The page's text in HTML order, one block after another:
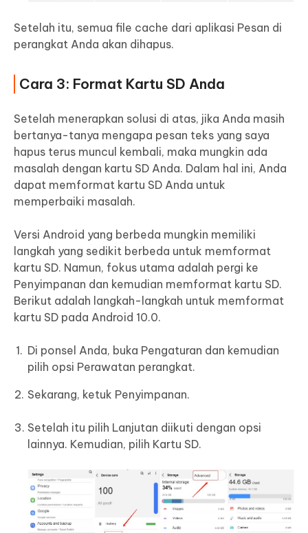
Setelah itu, semua file cache dari aplikasi Pesan di
perangkat Anda akan dihapus.
Cara 3: Format Kartu SD Anda
Setelah menerapkan solusi di atas, jika Anda masih
bertanya-tanya mengapa pesan teks yang saya
hapus terus muncul kembali, maka mungkin ada
masalah dengan kartu SD Anda. Dalam hal ini, Anda
dapat memformat kartu SD Anda untuk
memperbaiki masalah.
Versi Android yang berbeda mungkin memiliki
langkah yang sedikit berbeda untuk memformat
kartu SD. Namun, fokus utama adalah pergi ke
Penyimpanan dan kemudian memformat kartu SD.
Berikut adalah langkah-langkah untuk memformat
kartu SD pada Android 10.0.
Di ponsel Anda, buka Pengaturan dan kemudian
pilih opsi Perawatan perangkat.
Sekarang, ketuk Penyimpanan.
Setelah itu pilih Lanjutan diikuti dengan opsi
lainnya. Kemudian, pilih Kartu SD.